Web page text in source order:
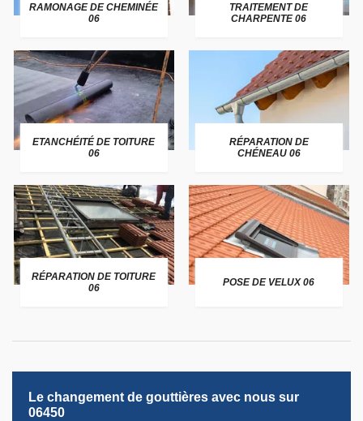
RAMONAGE DE CHEMINÉE
06
TRAITEMENT DE
CHARPENTE 06
ETANCHÉITÉ DE TOITURE
06
RÉPARATION DE
CHÉNEAU 06
RÉPARATION DE TOITURE
06
POSE DE VELUX 06
Le changement de gouttières avec nous sur
06450